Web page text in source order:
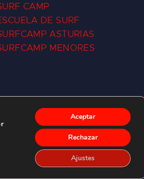
CAMP
DE SURF
ASTURIAS
MENORES
(ASTURIAS)
Aceptar
Rechazar
Ajustes